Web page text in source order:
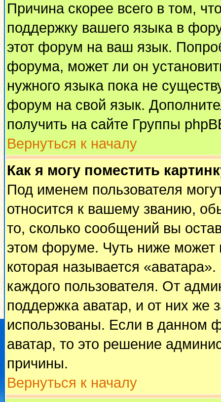
Причина скорее всего в том,
поддержку вашего языка в
этот форум на ваш язык.
форума, может ли он
нужного языка пока не
форум на свой язык.
получить на сайте Группы
Вернуться к началу
Как я могу поместить
Под именем пользователя
относится к вашему званию,
то, сколько сообщений вы
этом форуме. Чуть ниже может
которая называется
каждого пользователя. От
поддержка аватар, и от них же
использованы. Если в данном
аватар, то это решение
причины.
Вернуться к началу